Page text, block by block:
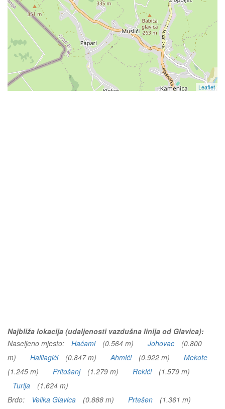
Leaflet
Najbliža lokacija (udaljenosti vazdušna linija od Glavica):
Naseljeno mjesto:
Haćami (0.564 m) Johovac
(0.800
m)
Halilagići (0.847 m) Ahmići (0.922 m)
Mekote
(1.245 m)
Pritošanj (1.279 m) Rekići
(1.579 m)
Turija
(1.624 m)
Brdo:
Velika Glavica (0.888 m) Prtešen (1.361 m)